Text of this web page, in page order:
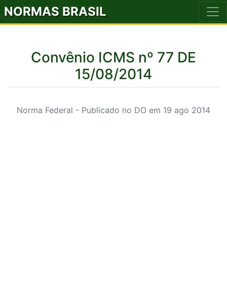
NORMAS BRASIL
Convênio ICMS nº 77 DE
15/08/2014
Norma Federal - Publicado no DO em 19 ago 2014